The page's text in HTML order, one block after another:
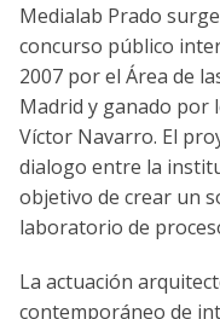
Medialab Prado
concurso público
2007 por el Área de
Madrid y ganado por
Víctor Navarro. El
dialogo entre la
objetivo de crear un
laboratorio de
La actuación
contemporáneo de